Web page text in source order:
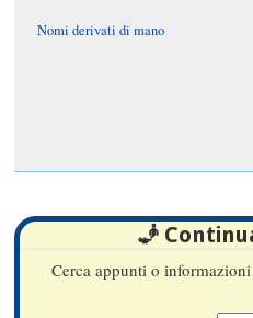
Nomi derivati di mano
🧞
Cerca appunti o